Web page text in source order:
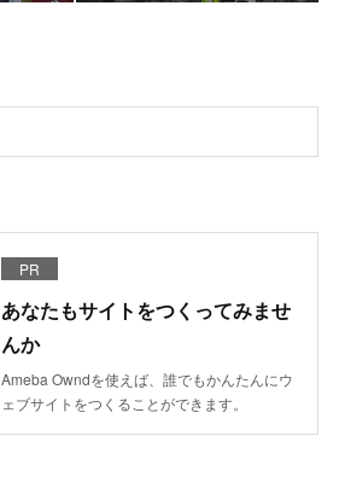
PR
あなたもサイトをつくってみませ
んか
Ameba Owndを使えば、誰でもかんたんにウ
ェブサイトをつくることができます。